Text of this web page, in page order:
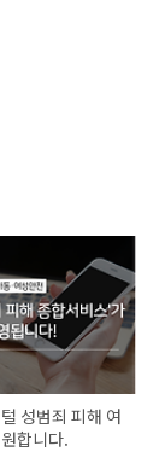
성범죄 피해 여
합니다.